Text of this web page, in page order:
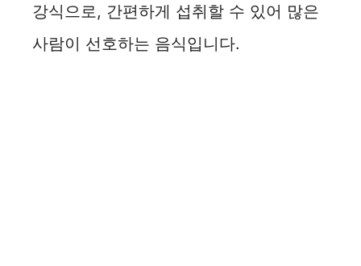
강식으로, 간편하게 섭취할 수 있어 많은
사람이 선호하는 음식입니다.